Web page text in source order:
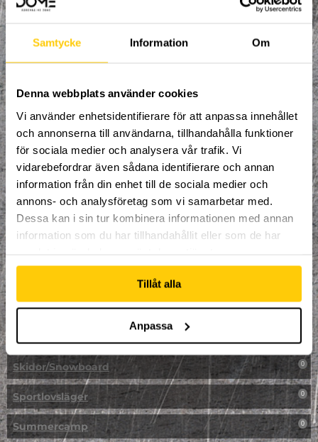
Samtycke Information Om
Denna webbplats använder cookies
Vi använder enhetsidentifierare för att anpassa innehållet
och annonserna till användarna, tillhandahålla funktioner
för sociala medier och analysera vår trafik. Vi
vidarebefordrar även sådana identifierare och annan
information från din enhet till de sociala medier och
annons- och analysföretag som vi samarbetar med.
Dessa kan i sin tur kombinera informationen med annan
information som du har tillhandahållit eller som de har
Tillåt alla
Anpassa
Kampanj 0
Kickbike
Klättring
LAN
Multisport
Mässa
NPF-Träning
Påsklovsläger
Skidor/Snowboard 0
Sportlovsläger 0
Summercamp 0